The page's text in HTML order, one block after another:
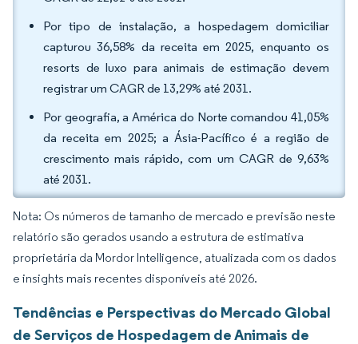
Por tipo de instalação, a hospedagem domiciliar
capturou 36,58% da receita em 2025, enquanto os
resorts de luxo para animais de estimação devem
registrar um CAGR de 13,29% até 2031.
Por geografia, a América do Norte comandou 41,05%
da receita em 2025; a Ásia-Pacífico é a região de
crescimento mais rápido, com um CAGR de 9,63%
até 2031.
Nota: Os números de tamanho de mercado e previsão neste
relatório são gerados usando a estrutura de estimativa
proprietária da Mordor Intelligence, atualizada com os dados
e insights mais recentes disponíveis até 2026.
Tendências e Perspectivas do Mercado Global
de Serviços de Hospedagem de Animais de